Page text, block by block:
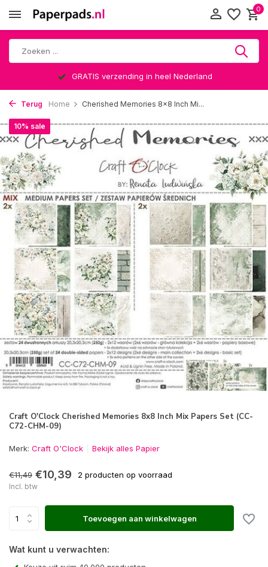
0
GRATIS verzending in heel Nederland
Terug Home Cherished Memories 8x8 Inch Mi...
Craft O'Clock Cherished Memories 8x8 Inch Mix Papers Set (CC-
C72-CHM-09)
10% sale
Merk: Craft O'Clock Bekijk alles Papier
€11,49 €10,39 2 producten op voorraad
Incl. btw
Toevoegen aan winkelwagen
Wat kunt u verwachten: